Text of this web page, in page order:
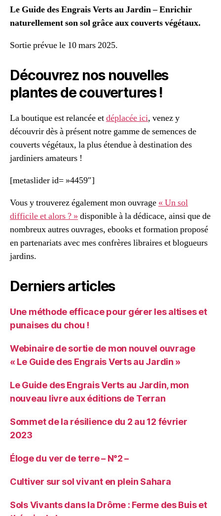
Le Guide des Engrais Verts au Jardin – Enrichir
naturellement son sol grâce aux couverts végétaux.
Sortie prévue le 10 mars 2025.
Découvrez nos nouvelles
plantes de couvertures !
La boutique est relancée etdéplacée ici, venez y
découvrir dès à présent notre gamme de semences de
couverts végétaux, la plus étendue à destination des
jardiniers amateurs !
[metaslider id= »4459″]
Vous y trouverez également mon ouvrage « Un sol
difficile et alors ? » disponible à la dédicace, ainsi que de
nombreux autres ouvrages, ebooks et formation proposé
en partenariats avec mes confrères libraires et blogueurs
jardins.
Derniers articles
Une méthode efficace pour gérer les altises et
punaises du chou !
Webinaire de sortie de mon nouvel ouvrage
« Le Guide des Engrais Verts au Jardin »
Le Guide des Engrais Verts au Jardin, mon
nouveau livre aux éditions de Terran
Sommet de la résilience du 2 au 12 février
2023
Éloge du ver de terre – N°2 –
Cultiver sur sol vivant en plein Sahara
Sols Vivants dans la Drôme : Ferme des Buis et